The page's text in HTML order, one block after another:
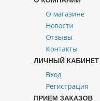
О магазине
Новости
Отзывы
Контакты
ЛИЧНЫЙ КАБИНЕТ
Вход
Регистрация
ПРИЕМ ЗАКАЗОВ